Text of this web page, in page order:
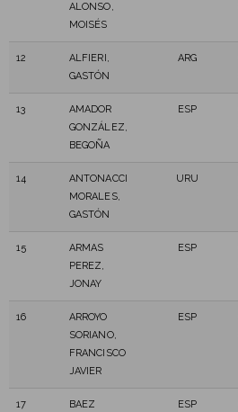
ALONSO,
MOISÉS
12
ALFIERI,
GASTÓN
ARG
13
AMADOR
GONZÁLEZ,
BEGOÑA
ESP
14
ANTONACCI
MORALES,
GASTÓN
URU
15
ARMAS
PEREZ,
JONAY
ESP
16
ARROYO
SORIANO,
FRANCISCO
JAVIER
ESP
17
BAEZ
ESP